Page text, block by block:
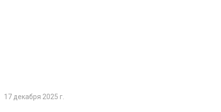
17 декабря 2025 г.